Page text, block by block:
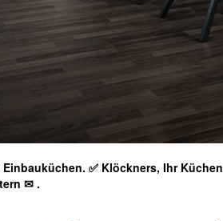
✅ Klöckners, Ihr
✉ .